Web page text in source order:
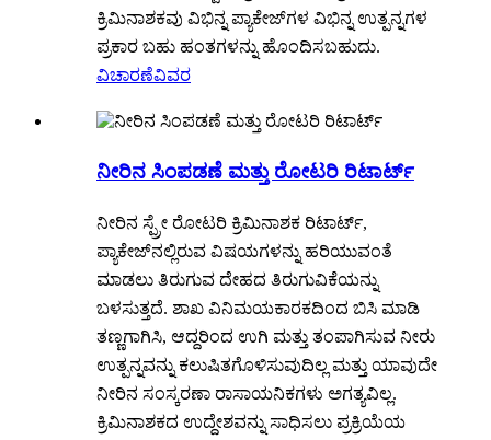
ಕ್ರಿಮಿನಾಶಕವು ವಿಭಿನ್ನ ಪ್ಯಾಕೇಜ್‌ಗಳ ವಿಭಿನ್ನ ಉತ್ಪನ್ನಗಳ
ಪ್ರಕಾರ ಬಹು ಹಂತಗಳನ್ನು ಹೊಂದಿಸಬಹುದು.
ವಿಚಾರಣೆವಿವರ
ನೀರಿನ ಸಿಂಪಡಣೆ ಮತ್ತು ರೋಟರಿ ರಿಟಾರ್ಟ್
ನೀರಿನ ಸ್ಪ್ರೇ ರೋಟರಿ ಕ್ರಿಮಿನಾಶಕ ರಿಟಾರ್ಟ್,
ಪ್ಯಾಕೇಜ್‌ನಲ್ಲಿರುವ ವಿಷಯಗಳನ್ನು ಹರಿಯುವಂತೆ
ಮಾಡಲು ತಿರುಗುವ ದೇಹದ ತಿರುಗುವಿಕೆಯನ್ನು
ಬಳಸುತ್ತದೆ. ಶಾಖ ವಿನಿಮಯಕಾರಕದಿಂದ ಬಿಸಿ ಮಾಡಿ
ತಣ್ಣಗಾಗಿಸಿ, ಆದ್ದರಿಂದ ಉಗಿ ಮತ್ತು ತಂಪಾಗಿಸುವ ನೀರು
ಉತ್ಪನ್ನವನ್ನು ಕಲುಷಿತಗೊಳಿಸುವುದಿಲ್ಲ ಮತ್ತು ಯಾವುದೇ
ನೀರಿನ ಸಂಸ್ಕರಣಾ ರಾಸಾಯನಿಕಗಳು ಅಗತ್ಯವಿಲ್ಲ.
ಕ್ರಿಮಿನಾಶಕದ ಉದ್ದೇಶವನ್ನು ಸಾಧಿಸಲು ಪ್ರಕ್ರಿಯೆಯ